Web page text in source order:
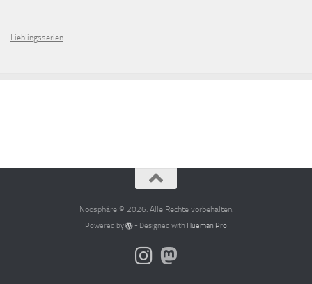
Lieblingsserien
Noosphäre © 2026. Alle Rechte vorbehalten.
Powered by - Designed with Hueman Pro